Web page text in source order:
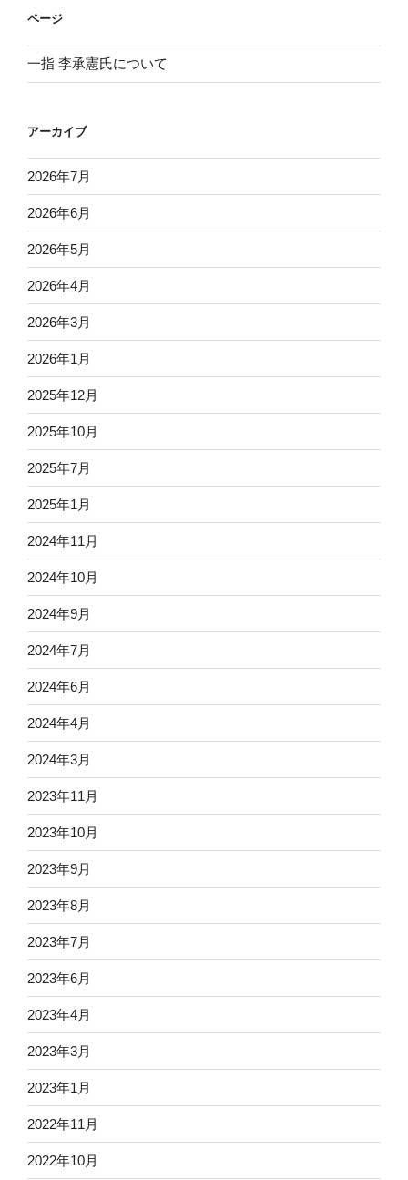
ページ
一指 李承憲氏について
アーカイブ
2026年7月
2026年6月
2026年5月
2026年4月
2026年3月
2026年1月
2025年12月
2025年10月
2025年7月
2025年1月
2024年11月
2024年10月
2024年9月
2024年7月
2024年6月
2024年4月
2024年3月
2023年11月
2023年10月
2023年9月
2023年8月
2023年7月
2023年6月
2023年4月
2023年3月
2023年1月
2022年11月
2022年10月